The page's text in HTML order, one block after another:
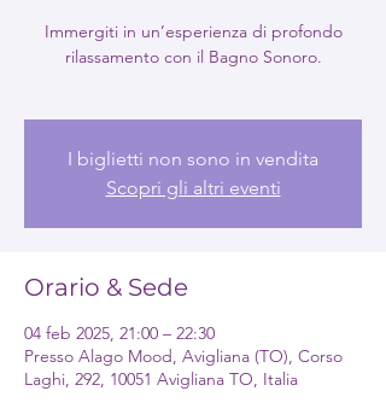
Immergiti in un’esperienza di profondo
rilassamento con il Bagno Sonoro.
I biglietti non sono in vendita
Scopri gli altri eventi
Orario & Sede
04 feb 2025, 21:00 – 22:30
Presso Alago Mood, Avigliana (TO), Corso
Laghi, 292, 10051 Avigliana TO, Italia